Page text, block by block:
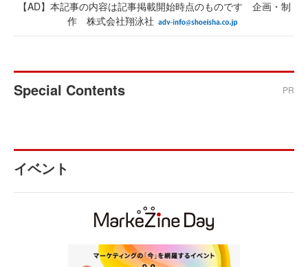
【AD】本記事の内容は記事掲載開始時点のものです 企画・制
作 株式会社翔泳社
Special Contents PR
イベント